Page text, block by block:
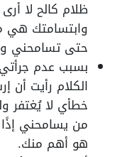
ظلام كالح لا
وابتسامتك هي
حتى تسامحني
بسبب عدم
الكلام رأيت أن
خطأي لا يُغتفر
من يسامحني إذًا
هو أهم منك.